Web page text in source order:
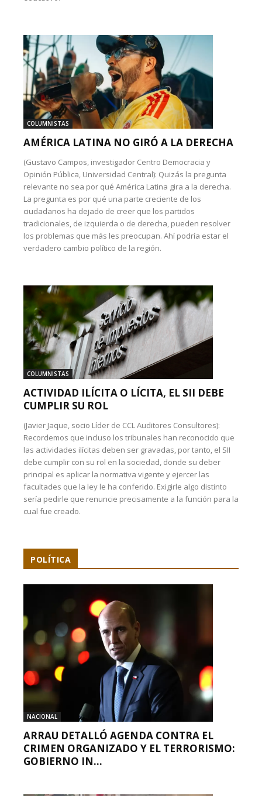
COLUMNISTAS
AMÉRICA LATINA NO GIRÓ A LA DERECHA
(Gustavo Campos, investigador Centro Democracia y
Opinión Pública, Universidad Central): Quizás la pregunta
relevante no sea por qué América Latina gira a la derecha.
La pregunta es por qué una parte creciente de los
ciudadanos ha dejado de creer que los partidos
tradicionales, de izquierda o de derecha, pueden resolver
los problemas que más les preocupan. Ahí podría estar el
verdadero cambio político de la región.
COLUMNISTAS
ACTIVIDAD ILÍCITA O LÍCITA, EL SII DEBE
CUMPLIR SU ROL
(Javier Jaque, socio Líder de CCL Auditores Consultores):
Recordemos que incluso los tribunales han reconocido que
las actividades ilícitas deben ser gravadas, por tanto, el SII
debe cumplir con su rol en la sociedad, donde su deber
principal es aplicar la normativa vigente y ejercer las
facultades que la ley le ha conferido. Exigirle algo distinto
sería pedirle que renuncie precisamente a la función para la
cual fue creado.
POLÍTICA
NACIONAL
ARRAU DETALLÓ AGENDA CONTRA EL
CRIMEN ORGANIZADO Y EL TERRORISMO:
GOBIERNO IN...